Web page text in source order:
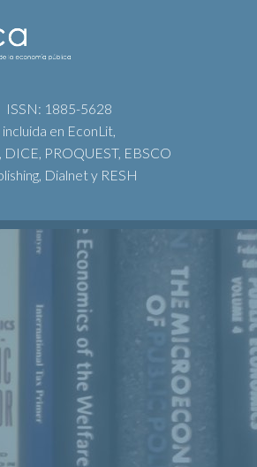
ISSN: 1885-5628
incluida en EconLit,
DICE, PROQUEST, EBSCO
Dialnet y RESH